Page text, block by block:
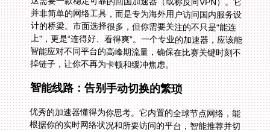
掉链子，让你不再为卡顿和缓冲焦虑。
智能线路：告别手动切换的繁琐
优秀的加速器懂得为你思考。它内置的全球节点网络，能
根据你的实时网络状况和所要访问的平台，智能推荐并切
换到最优线路。你无需再手动比较哪个节点更快，系统会
自动完成。这意味着，无论你是想追英超联赛，还是看
CBA总决赛，它都能找到最顺畅的那条通道，将延迟和丢